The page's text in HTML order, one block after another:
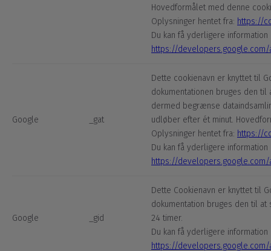
Hovedformålet med denne
Oplysninger hentet fra: https://
Du kan få yderligere information
https://
Google _gat
Dette cookienavn er knyttet til
dokumentationen bruges den til
dermed begrænse
udløber efter ét minut.
Oplysninger hentet fra: https://
Du kan få yderligere information
https://
Google _gid
Dette Cookienavn er knyttet til
dokumentation bruges den til
24 timer.
Du kan få yderligere information
https://